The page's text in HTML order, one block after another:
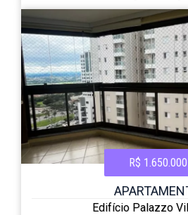
R$ 1.650.000
Edifício Palazzo